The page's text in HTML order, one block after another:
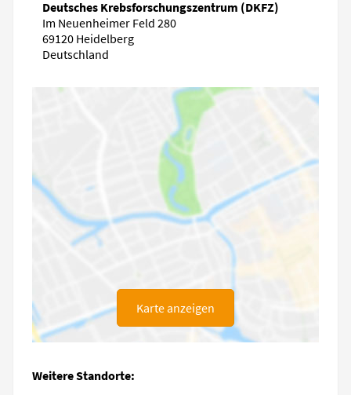
Deutsches Krebsforschungszentrum (DKFZ)
Im Neuenheimer Feld 280
69120 Heidelberg
Deutschland
Karte anzeigen
Weitere Standorte: